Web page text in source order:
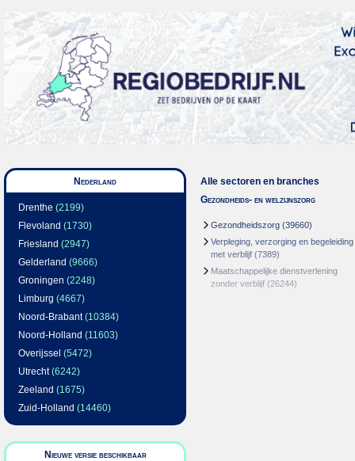
Nederland
Drenthe (2199)
Flevoland (1730)
Friesland (2947)
Gelderland (9666)
Groningen (2248)
Limburg (4667)
Noord-Brabant(10384)
Noord-Holland (11603)
Overijssel (5472)
Utrecht(6242)
Zeeland (1675)
Zuid-Holland (14460)
Nieuwe versie beschikbaar
Alle sectoren en branches
Gezondheids- en welzijnszorg
Gezondheidszorg (39660)
Verpleging, verzorging en begeleiding
met verblijf (7389)
Maatschappelijke dienstverlening
zonder verblijf (26244)